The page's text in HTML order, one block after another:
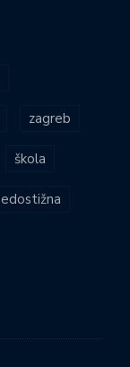
zagreb
škola